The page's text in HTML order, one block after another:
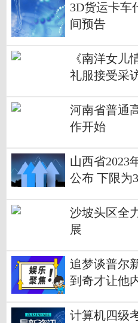
3D货运卡车
间预告
《南洋女儿
礼服接受采
河南省普通
作开始
山西省2023
公布 下限为
沙坡头区全
展
追梦谈普尔
到奇才让他
计算机四级